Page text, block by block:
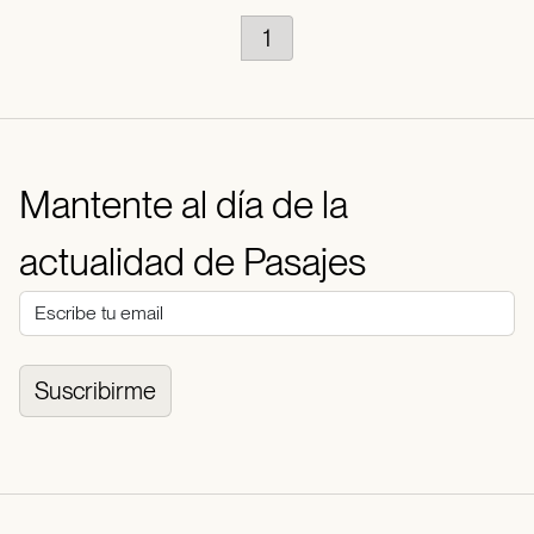
1
Mantente al día de la
actualidad de Pasajes
Suscribirme